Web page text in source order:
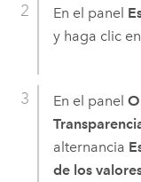
En el panel
y haga clic en
En el panel
alternancia
de los